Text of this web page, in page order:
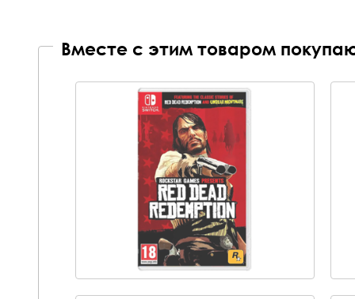
Вместе с этим товаром